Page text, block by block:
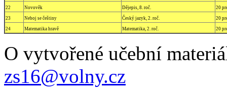
22 Novověk Dějepis, 8. roč. 20
23 Neboj se češtiny Český jazyk, 2. roč. 20
24 Matematika hravě Matematika, 2. roč. 20
O vytvořené učební
zs16@volny.cz